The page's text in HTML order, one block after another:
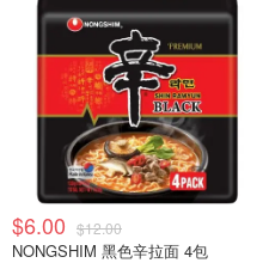
$6.00 $12.00
NONGSHIM 黑色辛拉面 4包